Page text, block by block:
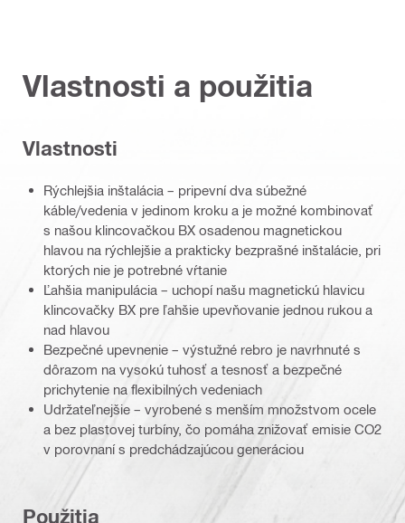
Vlastnosti a použitia
Vlastnosti
Rýchlejšia inštalácia – pripevní dva súbežné
káble/vedenia v jedinom kroku a je možné kombinovať
s našou klincovačkou BX osadenou magnetickou
hlavou na rýchlejšie a prakticky bezprašné inštalácie, pri
ktorých nie je potrebné vŕtanie
Ľahšia manipulácia – uchopí našu magnetickú hlavicu
klincovačky BX pre ľahšie upevňovanie jednou rukou a
nad hlavou
Bezpečné upevnenie – výstužné rebro je navrhnuté s
dôrazom na vysokú tuhosť a tesnosť a bezpečné
prichytenie na flexibilných vedeniach
Udržateľnejšie – vyrobené s menším množstvom ocele
a bez plastovej turbíny, čo pomáha znižovať emisie CO2
v porovnaní s predchádzajúcou generáciou
Použitia